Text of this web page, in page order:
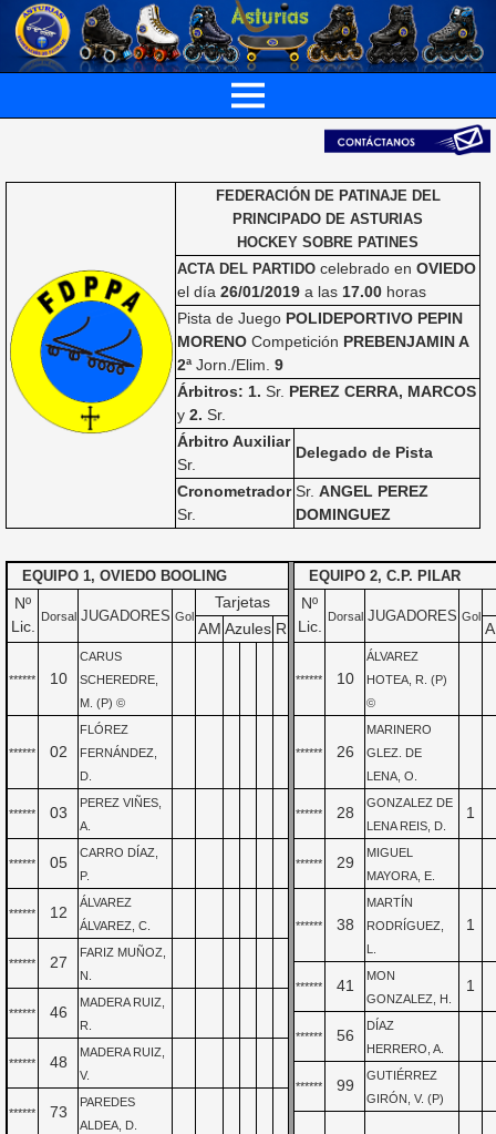
FEDERACIÓN DE PATINAJE DEL
PRINCIPADO DE ASTURIAS
HOCKEY SOBRE PATINES
ACTA DEL PARTIDO celebrado enOVIEDO
el día26/01/2019 a las17.00 horas
Pista de Juego POLIDEPORTIVO PEPIN
MORENO Competición PREBENJAMIN A
2ªJorn./Elim.9
Árbitros: 1. Sr. PEREZ CERRA, MARCOS
y2. Sr.
Árbitro Auxiliar
Sr.
Delegado de Pista
Cronometrador
Sr.
Sr.ANGEL PEREZ
DOMINGUEZ
EQUIPO 1, OVIEDO BOOLING
Nº
Lic.
Dorsal JUGADORES Gol
Tarjetas
AM Azules R
****** 10
CARUS
SCHEREDRE,
M. (P) ©
****** 02
FLÓREZ
FERNÁNDEZ,
D.
****** 03
PEREZ VIÑES,
A.
****** 05
CARRO DÍAZ,
P.
****** 12
ÁLVAREZ
ÁLVAREZ, C.
****** 27
FARIZ MUÑOZ,
N.
****** 46
MADERA RUIZ,
R.
****** 48
MADERA RUIZ,
V.
****** 73
PAREDES
ALDEA, D.
EQUIPO 2, C.P. PILAR
Nº
Lic.
Dorsal JUGADORES Gol
****** 10
ÁLVAREZ
HOTEA, R. (P)
©
****** 26
MARINERO
GLEZ. DE
LENA, O.
****** 28
GONZALEZ DE
LENA REIS, D.
1
****** 29
MIGUEL
MAYORA, E.
****** 38
MARTÍN
RODRÍGUEZ,
1
****** 41
MON
GONZALEZ, H.
1
****** 56
DÍAZ
HERRERO, A.
****** 99
GUTIÉRREZ
GIRÓN, V. (P)